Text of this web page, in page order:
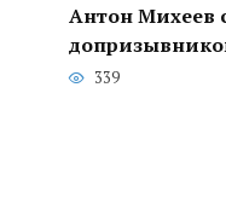
Антон Михеев
339